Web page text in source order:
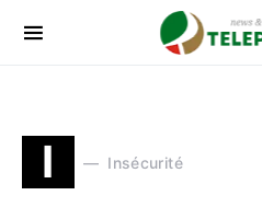
I Insécurité